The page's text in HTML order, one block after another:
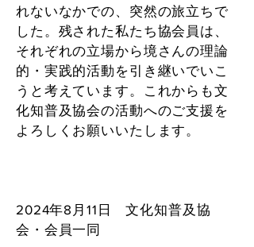
れないなかでの、突然の旅立ちで
した。残された私たち協会員は、
それぞれの立場から境さんの理論
的・実践的活動を引き継いでいこ
うと考えています。これからも文
化知普及協会の活動へのご支援を
よろしくお願いいたします。
2024年8月11日 文化知普及協
会・会員一同